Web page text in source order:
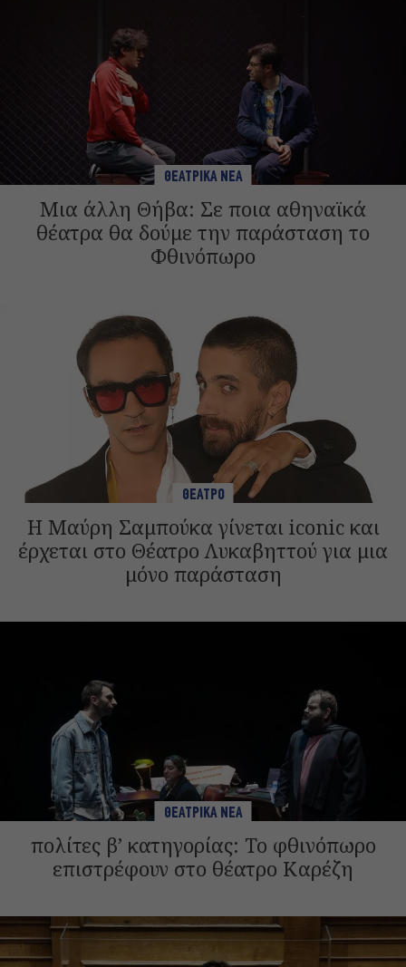
ΘΕΑΤΡΙΚΑ ΝΕΑ
Μια άλλη Θήβα: Σε ποια αθηναϊκά
θέατρα θα δούμε την παράσταση το
Φθινόπωρο
ΘΕΑΤΡΟ
Η Μαύρη Σαμπούκα γίνεται iconic και
έρχεται στο Θέατρο Λυκαβηττού για μια
μόνο παράσταση
ΘΕΑΤΡΙΚΑ ΝΕΑ
πολίτες β’ κατηγορίας: Το φθινόπωρο
επιστρέφουν στο θέατρο Καρέζη